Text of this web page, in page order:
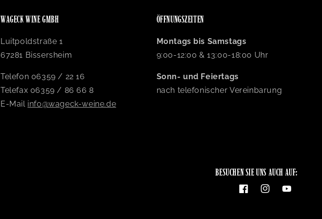
WAGECK WINE GMBH
Luitpoldstraße 1
67281 Bissersheim
Telefon 06359 / 22 16
Telefax 06359 / 86 66 8
E-Mail info@wageck-weine.de
ÖFFNUNGSZEITEN
Montags bis Samstags
9:00-12:00 & 13:00-18:00 Uhr
Sonn- und Feiertags
nach telefonischer Vereinbarung
BESUCHEN SIE UNS AUCH AUF:
FacebookInstagramYouTube